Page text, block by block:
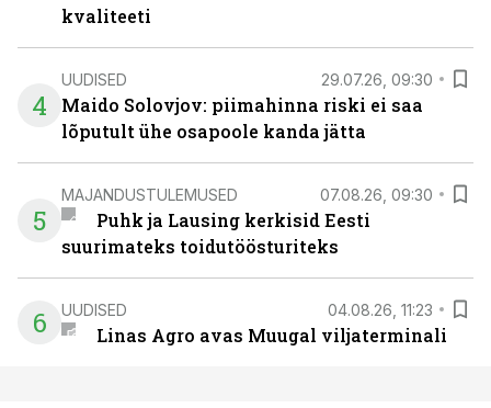
kvaliteeti
4
UUDISED 29.07.26, 09:30
Maido Solovjov: piimahinna riski ei saa
lõputult ühe osapoole kanda jätta
5
MAJANDUSTULEMUSED 07.08.26, 09:30
Puhk ja Lausing kerkisid Eesti
suurimateks toidutöösturiteks
6 UUDISED 04.08.26, 11:23
Linas Agro avas Muugal viljaterminali